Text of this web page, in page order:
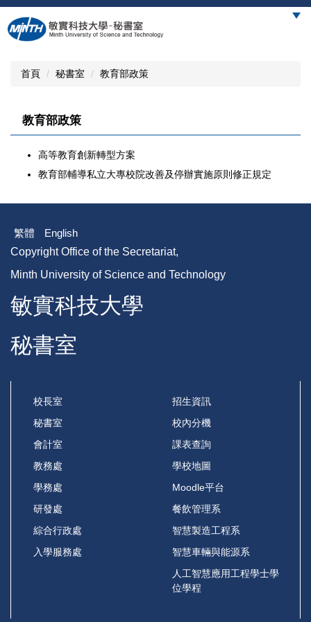
跳
到
主
首頁 秘書室 教育部政策
教育部政策
高等教育創新轉型方案
教育部輔導私立大專校院改善及停辦實施原則修正規定
繁體
English
Copyright Office of the Secretariat,
Minth University of Science and Technology
敏實科技大學
秘書室
校長室
秘書室
會計室
教務處
學務處
研發處
綜合行政處
入學服務處
招生資訊
校內分機
課表查詢
學校地圖
Moodle平台
餐飲管理系
智慧製造工程系
智慧車輛與能源系
人工智慧應用工程學士學
位學程